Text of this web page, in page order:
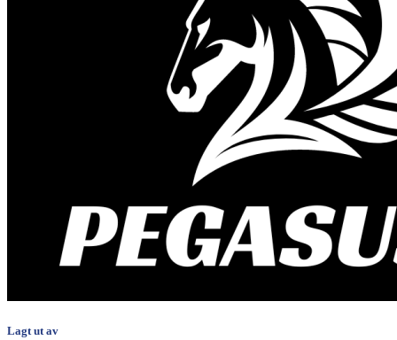
Lagt ut av